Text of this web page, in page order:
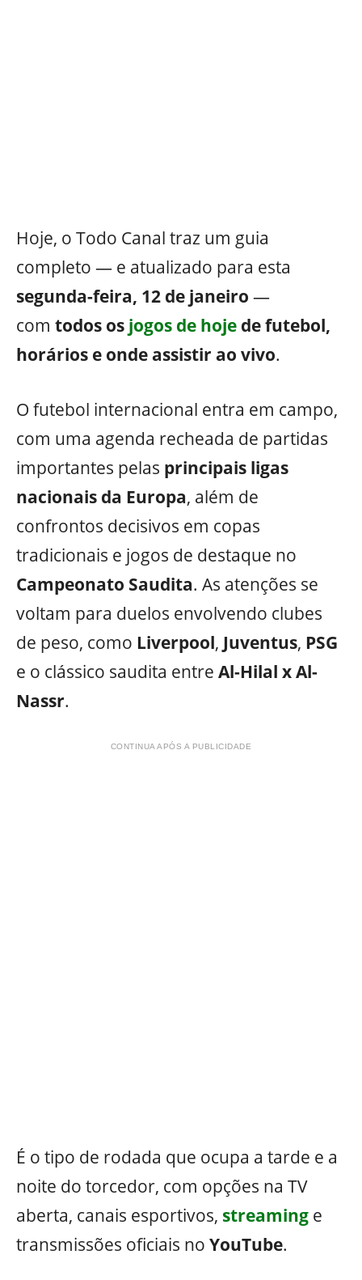
Hoje, o Todo Canal traz um guia
completo — e atualizado para esta
segunda-feira, 12 de janeiro —
com todos os jogos de hoje de futebol,
horários e onde assistir ao vivo.
O futebol internacional entra em campo,
com uma agenda recheada de partidas
importantes pelas principais ligas
nacionais da Europa, além de
confrontos decisivos em copas
tradicionais e jogos de destaque no
Campeonato Saudita. As atenções se
voltam para duelos envolvendo clubes
de peso, como Liverpool, Juventus, PSG
e o clássico saudita entre Al-Hilal x Al-
Nassr.
CONTINUA APÓS A PUBLICIDADE
É o tipo de rodada que ocupa a tarde e a
noite do torcedor, com opções na TV
aberta, canais esportivos, streaming e
transmissões oficiais no YouTube.